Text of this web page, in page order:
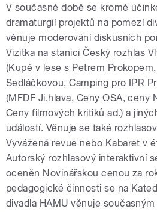
V současné době se kromě
dramaturgií projektů na pomezí
věnuje moderování diskusních
Vizitka na stanici Český rozhlas
(Kupé v lese s Petrem
Sedláčkovou, Camping pro IPR
(MFDF Ji.hlava, Ceny OSA, ceny
Ceny filmových kritiků ad.) a
událostí. Věnuje se také
Vyvážená revue nebo Kabaret v
Autorský rozhlasový interaktivní
oceněn Novinářskou cenou za
pedagogické činnosti se na
divadla HAMU věnuje